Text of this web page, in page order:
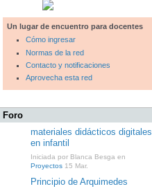
Un lugar de encuentro para docentes
Cómo ingresar
Normas de la red
Contacto y notificaciones
Aprovecha esta red
Foro
materiales didácticos digitales
en infantil
Iniciada por Blanca Besga en
Proyectos 15 Mar.
Principio de Arquimedes